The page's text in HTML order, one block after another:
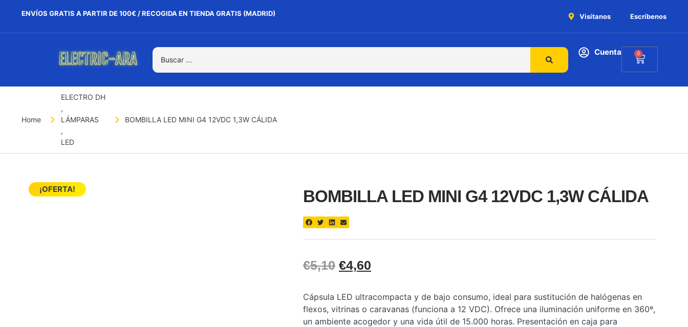
ENVÍOS GRATIS A PARTIR DE 100€ / RECOGIDA EN TIENDA GRATIS (MADRID) Visítanos Escríbenos
Cuenta 0
Home
ELECTRO DH
,
LÁMPARAS
,
LED
BOMBILLA LED MINI G4 12VDC 1,3W CÁLIDA
¡OFERTA! BOMBILLA LED MINI G4 12VDC 1,3W CÁLIDA
€5,10 €4,60
Cápsula LED ultracompacta y de bajo consumo, ideal para sustitución de halógenas en
flexos, vitrinas o caravanas (funciona a 12 VDC). Ofrece una iluminación uniforme en 360º,
un ambiente acogedor y una vida útil de 15.000 horas. Presentación en caja para